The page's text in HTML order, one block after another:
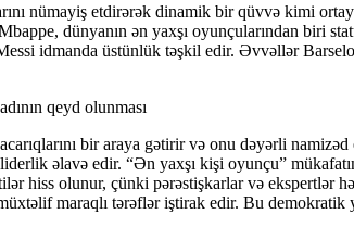
nümayiş etdirərək dinamik bir qüvvə kimi
dünyanın ən yaxşı oyunçularından biri
idmanda üstünlük təşkil edir. Əvvəllər
bir araya gətirir və onu dəyərli
əlavə edir. “Ən yaxşı kişi oyunçu”
hiss olunur, çünki pərəstişkarlar və ekspertlər
maraqlı tərəflər iştirak edir. Bu demokratik